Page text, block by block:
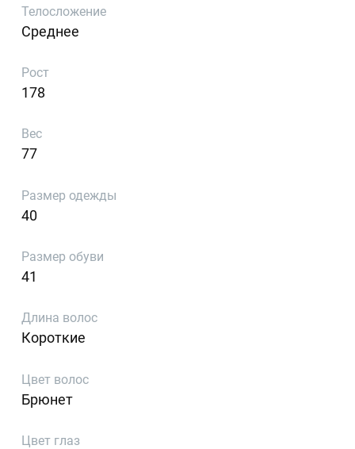
Телосложение
Среднее
Рост
178
Вес
77
Размер одежды
40
Размер обуви
41
Длина волос
Короткие
Цвет волос
Брюнет
Цвет глаз